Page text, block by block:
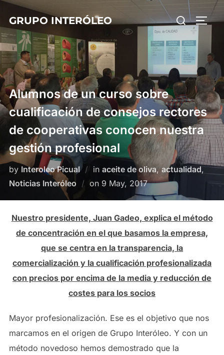
Skip
content
GRUPO INTERÓLEO
Search
for:
Alumnos de un curso sobre
cualificación de consejos rectores
de cooperativas conocen nuestra
gestión profesional
by Interoleo Picual in aceite de oliva,actualidad,
Noticias Interóleo
on Posted
9 May, 2017
Nuestro presidente, Juan Gadeo, explica el método
de concentración en el que basamos la empresa,
que se centra en la transparencia, la
comercialización y la cualificación profesionalizada
con precios por encima de la media y reducción de
costes para los socios
Mayor profesionalización. Ese es el objetivo que nos
marcamos en el origen de Grupo Interóleo. Y con un
método novedoso hemos demostrado que la